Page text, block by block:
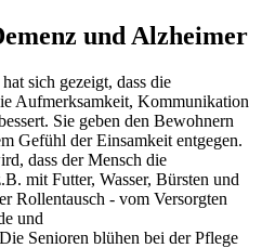
und Alzheimer
sich gezeigt, dass die
Aufmerksamkeit, Kommunikation
Sie geben den Bewohnern
Gefühl der Einsamkeit entgegen.
dass der Mensch die
mit Futter, Wasser, Bürsten und
Rollentausch - vom Versorgten
und
Senioren blühen bei der Pflege